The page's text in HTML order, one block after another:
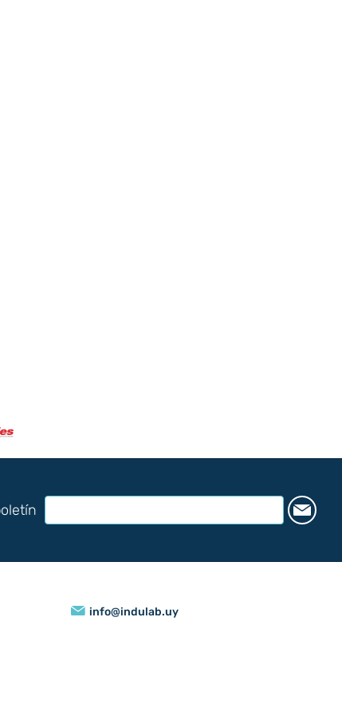
info@indulab.uy